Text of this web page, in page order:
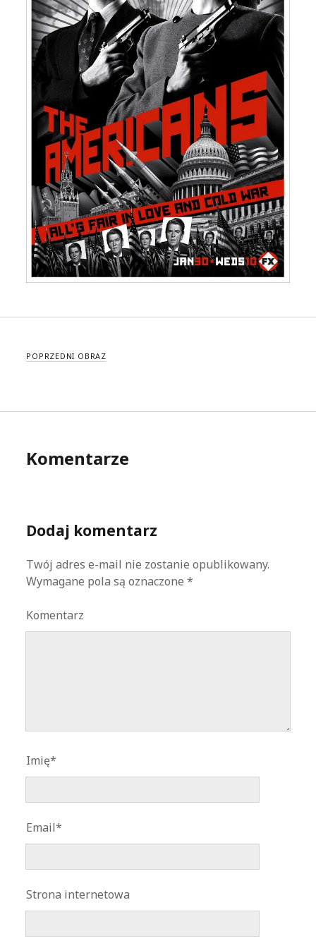
POPRZEDNI OBRAZ
Komentarze
Dodaj komentarz
Twój adres e-mail nie zostanie opublikowany.
Wymagane pola są oznaczone*
Komentarz
Imię*
Email*
Strona internetowa